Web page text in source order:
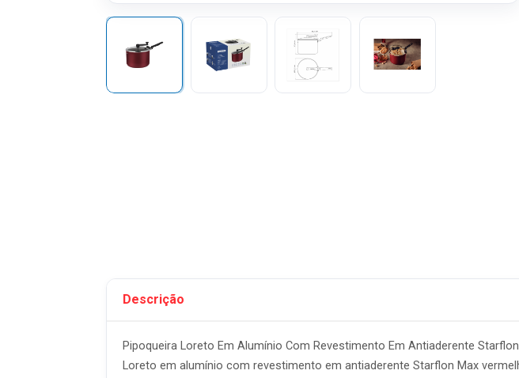
Descrição
Pipoqueira Loreto Em Alumínio Com Revestimento Em Antiaderente
Loreto em alumínio com revestimento em antiaderente Starflon Max